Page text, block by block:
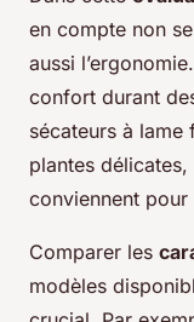
en compte non
aussi
confort durant
sécateurs à lame
plantes
conviennent
Comparer les
modèles